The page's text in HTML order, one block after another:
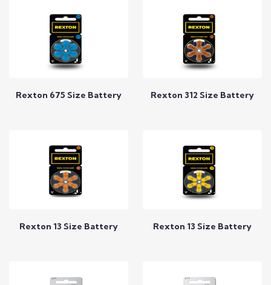
Call to Expert Call to Expert
Call to Expert
Rexton 675 Size Battery
Call to Expert
Rexton 312 Size Battery
Call to Expert
Rexton 13 Size Battery
Call to Expert
Rexton 13 Size Battery